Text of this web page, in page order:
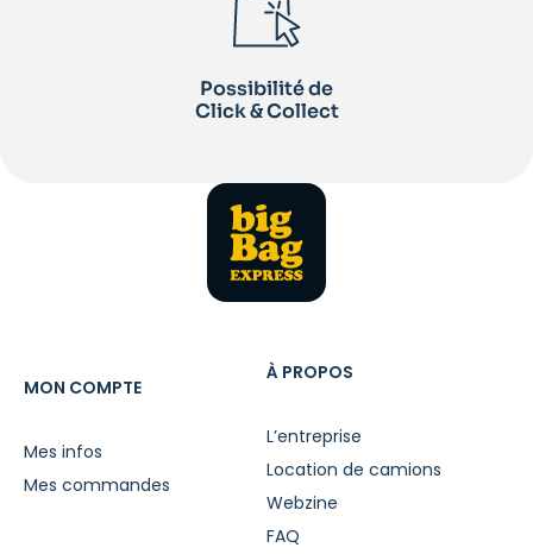
Possibilité de
Click & Collect
MON COMPTE
Mes infos
Mes commandes
À PROPOS
L’entreprise
Location de camions
Webzine
FAQ